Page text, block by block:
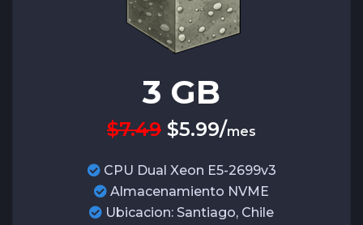
3 GB
$7.49 $5.99/mes
CPU Dual Xeon E5-2699v3
Almacenamiento NVME
Ubicacion: Santiago, Chile